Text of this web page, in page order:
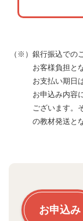
（※）銀行振込での
お客様負担と
お支払い期日
お申込み内容
ございます。
の教材発送と
お申込み